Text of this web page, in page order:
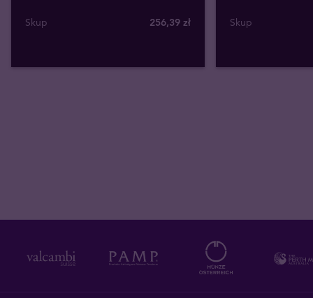
Skup 256,39 zł Skup